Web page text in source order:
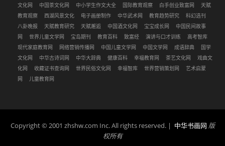
文化网
中国茶文化网 中小学生作文大全 国际教育观察 白手创业致富网
天赋
教育观察
西湖风景文化 电子画册制作 中华武术网 教育趋势研究
科幻选刊
八卦晚报
天赋教育研究 天赋邂逅 中国酒文化网 宝宝成长网
中国民间故事
网
世界儿童文学网 宝岛期刊 教育百科 致富经 演讲与口才训练
高考智库
现代家庭教育网
网络营销传播网 中国儿童文学网 中国文学网 成语辞典
国学
文化网
中华古诗词网 中华大辞典 健康百科 幸福教育网 茶艺文化网
戏曲文
化网
收藏证书查询网 世界民俗文化网 幸福智库 世界营销策划网
艺术启蒙
网
儿童教育网
Copyright © 2001 zhshw.com Inc. All rights reserved. | 中华书画网 版
权所有